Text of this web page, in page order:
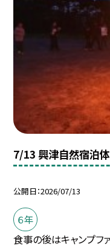
7/13 興津自然宿泊
公開日 2026/07/13
６年
食事の後はキャンプフ